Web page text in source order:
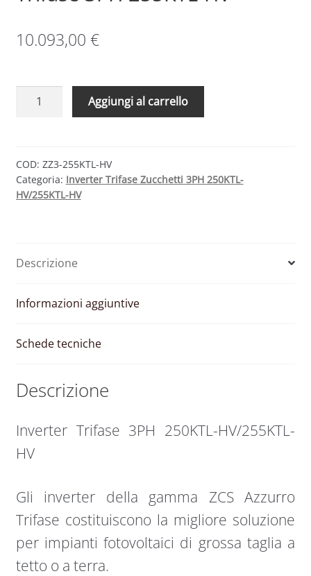
10.093,00 €
Inverter
3PH
255KTL-
HV
Aggiungi al carrello
COD: ZZ3-255KTL-HV
Categoria: Inverter Trifase Zucchetti 3PH 250KTL-
HV/255KTL-HV
Descrizione
Informazioni aggiuntive
Schede tecniche
Descrizione
Inverter Trifase 3PH 250KTL-HV/255KTL-
HV
Gli inverter della gamma ZCS Azzurro
Trifase costituiscono la migliore soluzione
per impianti fotovoltaici di grossa taglia a
tetto o a terra.